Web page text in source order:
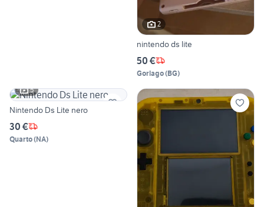
2
nintendo ds lite
50 €
Gorlago(BG)
5
Nintendo Ds Lite nero
30 €
Quarto(NA)